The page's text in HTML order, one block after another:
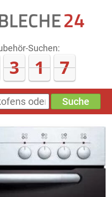
Suchen:
3 1 8
Suche